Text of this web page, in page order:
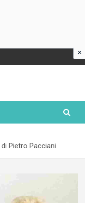
Pietro Pacciani
×